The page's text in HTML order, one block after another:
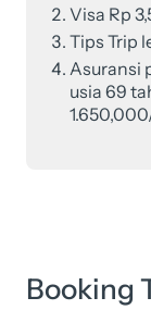
Visa Rp
Tips Trip
Asuransi
usia 69
Booking